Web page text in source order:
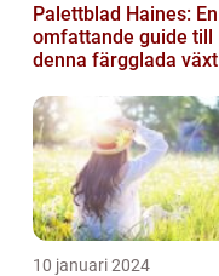
Palettblad Haines: En
omfattande guide till
denna färgglada växt
10 januari 2024